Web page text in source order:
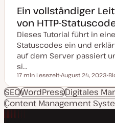
Ein vollständiger
von HTTP-
Dieses Tutorial führt in eine
Statuscodes ein und
auf dem Server passiert
si…
Lesezeit
17 min Lesezeit
a
t
u
m
August 24, 2023
o
s
t
T
SEOWordPressDigitales
Content Management